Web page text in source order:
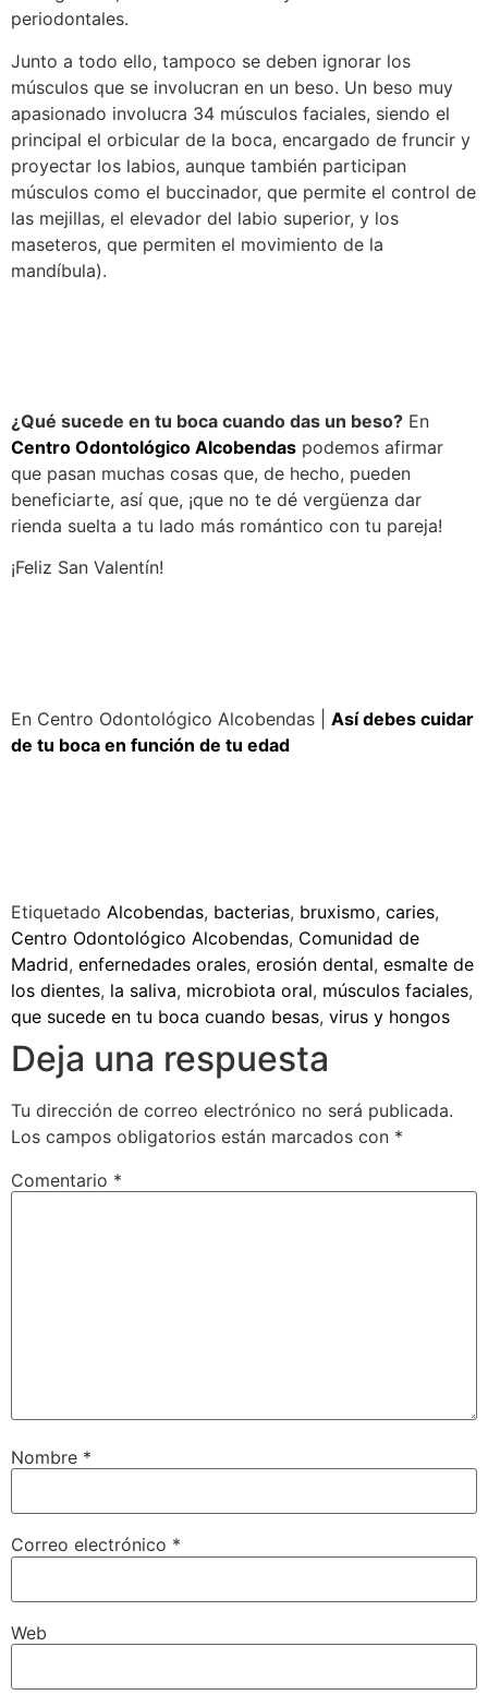
periodontales.
Junto a todo ello, tampoco se deben ignorar los
músculos que se involucran en un beso. Un beso muy
apasionado involucra 34 músculos faciales, siendo el
principal el orbicular de la boca, encargado de fruncir y
proyectar los labios, aunque también participan
músculos como el buccinador, que permite el control de
las mejillas, el elevador del labio superior, y los
maseteros, que permiten el movimiento de la
mandíbula).
¿Qué sucede en tu boca cuando das un beso? En
Centro Odontológico Alcobendas podemos afirmar
que pasan muchas cosas que, de hecho, pueden
beneficiarte, así que, ¡que no te dé vergüenza dar
rienda suelta a tu lado más romántico con tu pareja!
¡Feliz San Valentín!
En Centro Odontológico Alcobendas | Así debes cuidar
de tu boca en función de tu edad
Etiquetado Alcobendas, bacterias, bruxismo, caries,
Centro Odontológico Alcobendas, Comunidad de
Madrid, enfernedades orales, erosión dental, esmalte de
los dientes, la saliva, microbiota oral, músculos faciales,
que sucede en tu boca cuando besas, virus y hongos
Deja una respuesta
Tu dirección de correo electrónico no será publicada.
Los campos obligatorios están marcados con *
Comentario *
Nombre *
Correo electrónico *
Web